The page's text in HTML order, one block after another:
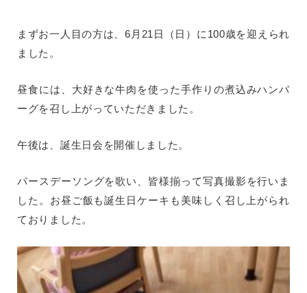
まずお一人目の方は、6月21日（日）に100歳を迎えられ
ました。
昼食には、大好きな牛肉を使った手作りの煮込みハンバ
ーグを召し上がっていただきました。
午後は、誕生日会を開催しました。
バースデーソングを歌い、皆様揃って写真撮影を行いま
した。お昼ご飯も誕生日ケーキも美味しく召し上がられ
ておりました。